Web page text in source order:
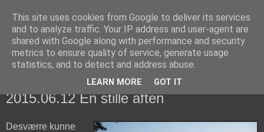
fiskedagbog.dk
Havørredfiskeri, tordenvejr og rav i (en skøn?) tre-enighed
2015.06.12 En stille aften
Desværre kunne
This site uses cookies from Google to deliver its services
and to analyze traffic. Your IP address and user-agent are
shared with Google along with performance and security
metrics to ensure quality of service, generate usage
statistics, and to detect and address abuse.
LEARN MORE GOT IT